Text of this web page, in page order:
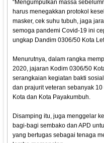
“Mengumpulkan massa
harus menegakkan protokol
masker, cek suhu tubuh, jaga
semoga pandemi Covid-19 ini
ungkap Dandim 0306/50 Kota
Menurutnya, dalam rangka
2020, jajaran Kodim 0306/50
serangkaian kegiatan bakti
dan prajurit veteran sebanyak
Kota dan Kota Payakumbuh.
Disamping itu, juga menggelar
bagi-bagi sembako dan APD
yang bertugas sebagai tenaga